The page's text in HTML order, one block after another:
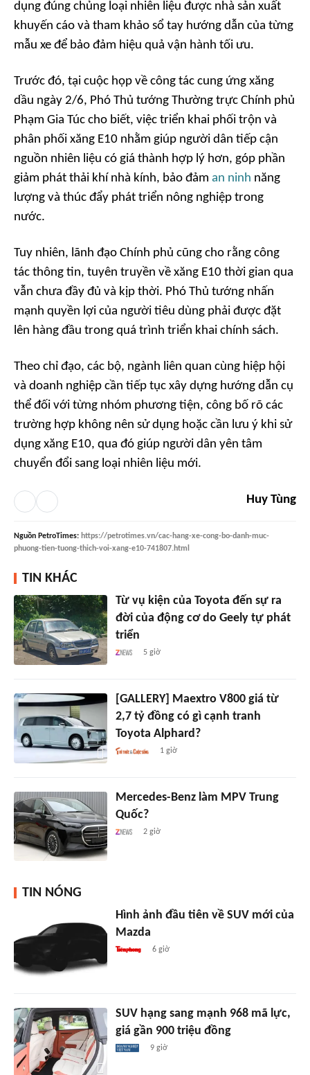
dụng đúng chủng loại nhiên liệu được nhà sản xuất
khuyến cáo và tham khảo sổ tay hướng dẫn của từng
mẫu xe để bảo đảm hiệu quả vận hành tối ưu.
Trước đó, tại cuộc họp về công tác cung ứng xăng
dầu ngày 2/6, Phó Thủ tướng Thường trực Chính phủ
Phạm Gia Túc cho biết, việc triển khai phối trộn và
phân phối xăng E10 nhằm giúp người dân tiếp cận
nguồn nhiên liệu có giá thành hợp lý hơn, góp phần
giảm phát thải khí nhà kính, bảo đảm an ninh năng
lượng và thúc đẩy phát triển nông nghiệp trong
nước.
Tuy nhiên, lãnh đạo Chính phủ cũng cho rằng công
tác thông tin, tuyên truyền về xăng E10 thời gian qua
vẫn chưa đầy đủ và kịp thời. Phó Thủ tướng nhấn
mạnh quyền lợi của người tiêu dùng phải được đặt
lên hàng đầu trong quá trình triển khai chính sách.
Theo chỉ đạo, các bộ, ngành liên quan cùng hiệp hội
và doanh nghiệp cần tiếp tục xây dựng hướng dẫn cụ
thể đối với từng nhóm phương tiện, công bố rõ các
trường hợp không nên sử dụng hoặc cần lưu ý khi sử
dụng xăng E10, qua đó giúp người dân yên tâm
chuyển đổi sang loại nhiên liệu mới.
Huy Tùng
Nguồn PetroTimes: https://petrotimes.vn/cac-hang-xe-cong-bo-danh-muc-
phuong-tien-tuong-thich-voi-xang-e10-741807.html
TIN KHÁC
Từ vụ kiện của Toyota đến sự ra
đời của động cơ do Geely tự phát
triển
5 giờ
[GALLERY] Maextro V800 giá từ
2,7 tỷ đồng có gì cạnh tranh
Toyota Alphard?
1 giờ
Mercedes-Benz làm MPV Trung
Quốc?
2 giờ
TIN NÓNG
Hình ảnh đầu tiên về SUV mới của
Mazda
6 giờ
SUV hạng sang mạnh 968 mã lực,
giá gần 900 triệu đồng
9 giờ